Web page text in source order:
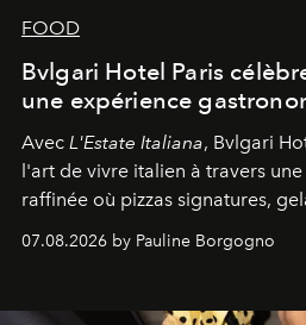
FOOD
Bvlgari Hotel Paris
une expérience
Avec L'Estate Italiana, Bvlgari
l'art de vivre italien à travers
raffinée où pizzas signatures,
07.08.2026 by Pauline Borgogno